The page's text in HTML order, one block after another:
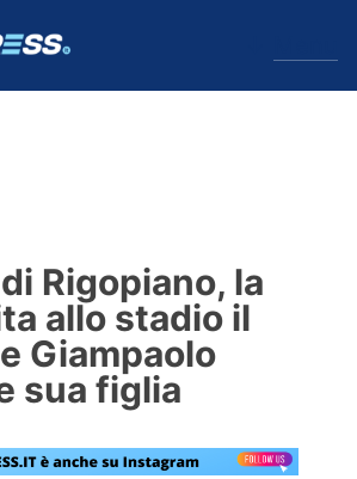
Rigopiano, la
allo stadio il
Giampaolo
sua figlia